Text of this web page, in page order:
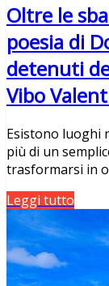
Oltre le
poesia di
detenuti
Vibo
Esistono luoghi
più di un
trasformarsi in
Leggi tutto